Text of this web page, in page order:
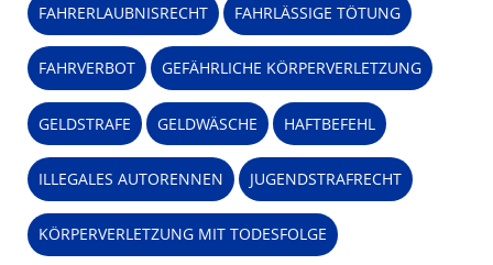
FAHRERLAUBNISRECHT FAHRLÄSSIGE TÖTUNG
FAHRVERBOT GEFÄHRLICHE KÖRPERVERLETZUNG
GELDSTRAFE GELDWÄSCHE HAFTBEFEHL
ILLEGALES AUTORENNEN JUGENDSTRAFRECHT
KÖRPERVERLETZUNG MIT TODESFOLGE